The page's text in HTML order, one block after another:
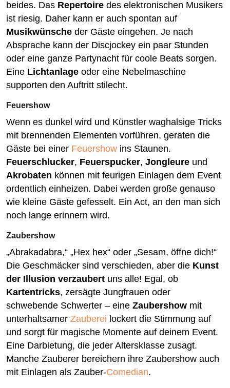
beides. Das Repertoire des elektronischen Musikers
ist riesig. Daher kann er auch spontan auf
Musikwünsche der Gäste eingehen. Je nach
Absprache kann der Discjockey ein paar Stunden
oder eine ganze Partynacht für coole Beats sorgen.
Eine Lichtanlage oder eine Nebelmaschine
supporten den Auftritt stilecht.
Feuershow
Wenn es dunkel wird und Künstler waghalsige Tricks
mit brennenden Elementen vorführen, geraten die
Gäste bei einer Feuershow ins Staunen.
Feuerschlucker, Feuerspucker, Jongleure und
Akrobaten können mit feurigen Einlagen dem Event
ordentlich einheizen. Dabei werden große genauso
wie kleine Gäste gefesselt. Ein Act, an den man sich
noch lange erinnern wird.
Zaubershow
„Abrakadabra,“ „Hex hex“ oder „Sesam, öffne dich!“
Die Geschmäcker sind verschieden, aber die Kunst
der Illusion verzaubert uns alle! Egal, ob
Kartentricks, zersägte Jungfrauen oder
schwebende Schwerter – eine Zaubershow mit
unterhaltsamer Zauberei lockert die Stimmung auf
und sorgt für magische Momente auf deinem Event.
Eine Darbietung, die jeder Altersklasse zusagt.
Manche Zauberer bereichern ihre Zaubershow auch
mit Einlagen als Zauber-Comedian.